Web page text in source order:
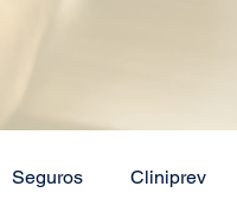
Seguros Cliniprev